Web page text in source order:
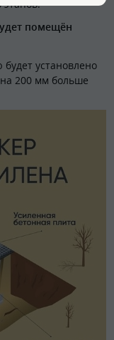
этапов.
помещён
установлено
200 мм больше